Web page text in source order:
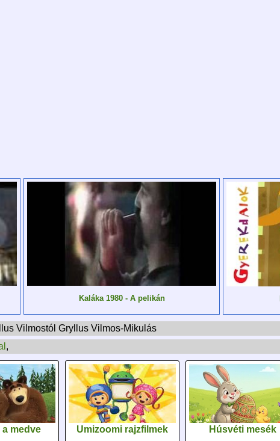
Kaláka 1980 - A pelikán
Vilmostól Gryllus Vilmos-Mikulás
,
a medve Umizoomi rajzfilmek Húsvéti mesék